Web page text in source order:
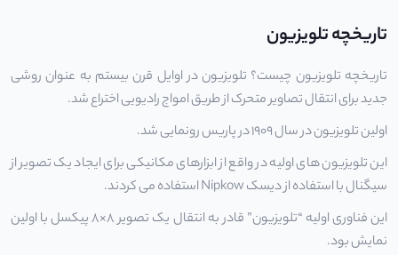
تاریخچه تلویزیون
تاریخچه تلویزیون چیست؟ تلویزیون در اوایل قرن بیستم به عنوان روشی
جدید برای انتقال تصاویر متحرک از طریق امواج رادیویی اختراع شد.
اولین تلویزیون در سال 1909 در پاریس رونمایی شد.
این تلویزیون های اولیه در واقع از ابزارهای مکانیکی برای ایجاد یک تصویر از
سیگنال با استفاده از دیسک Nipkow استفاده می کردند.
این فناوری اولیه “تلویزیون” قادر به انتقال یک تصویر 8×8 پیکسل با اولین
نمایش بود.